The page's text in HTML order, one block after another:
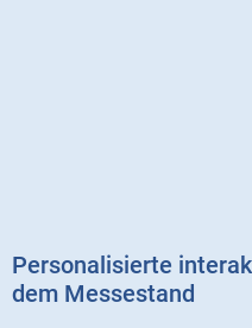
Personalisierte
dem Messestand